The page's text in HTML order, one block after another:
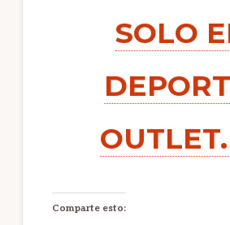
SOLO
Comparte esto: